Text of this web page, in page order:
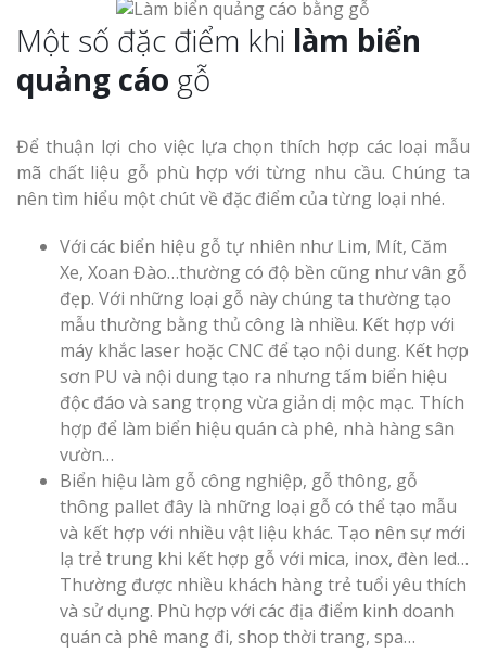
Một số đặc điểm khi làm biển
quảng cáo gỗ
Để thuận lợi cho việc lựa chọn thích hợp các loại mẫu
mã chất liệu gỗ phù hợp với từng nhu cầu. Chúng ta
nên tìm hiểu một chút về đặc điểm của từng loại nhé.
Với các biển hiệu gỗ tự nhiên như Lim, Mít, Căm
Xe, Xoan Đào…thường có độ bền cũng như vân gỗ
đẹp. Với những loại gỗ này chúng ta thường tạo
mẫu thường bằng thủ công là nhiều. Kết hợp với
máy khắc laser hoặc CNC để tạo nội dung. Kết hợp
sơn PU và nội dung tạo ra nhưng tấm biển hiệu
độc đáo và sang trọng vừa giản dị mộc mạc. Thích
hợp để làm biển hiệu quán cà phê, nhà hàng sân
vườn…
Biển hiệu làm gỗ công nghiệp, gỗ thông, gỗ
thông pallet đây là những loại gỗ có thể tạo mẫu
và kết hợp với nhiều vật liệu khác. Tạo nên sự mới
lạ trẻ trung khi kết hợp gỗ với mica, inox, đèn led…
Thường được nhiều khách hàng trẻ tuổi yêu thích
và sử dụng. Phù hợp với các địa điểm kinh doanh
quán cà phê mang đi, shop thời trang, spa…